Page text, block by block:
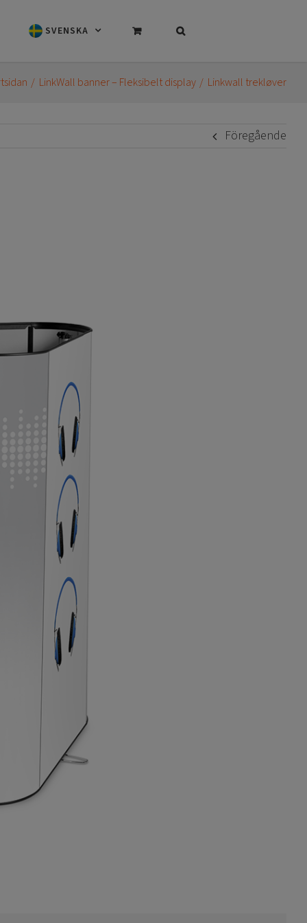
SVENSKA
LinkWall banner – Fleksibelt display Linkwall trekløver
Föregående